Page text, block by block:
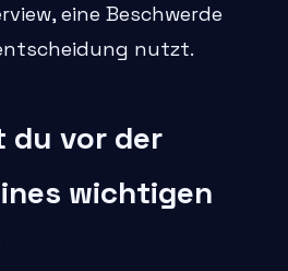
eine Beschwerde
nutzt.
du vor der
wichtigen